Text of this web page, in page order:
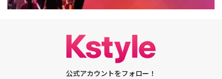
公式アカウントをフォロー！